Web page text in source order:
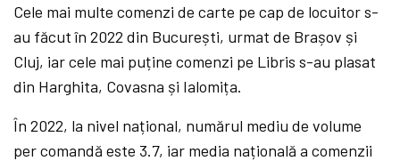
Cele mai multe comenzi de carte pe cap de locuitor s-
au făcut în 2022 din București, urmat de Brașov și
Cluj, iar cele mai puține comenzi pe Libris s-au plasat
din Harghita, Covasna și Ialomița.
În 2022, la nivel național, numărul mediu de volume
per comandă este 3.7, iar media națională a comenzii